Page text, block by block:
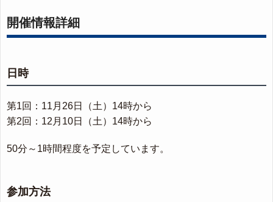
開催情報詳細
日時
第1回：11月26日（土）14時から
第2回：12月10日（土）14時から
50分～1時間程度を予定しています。
参加方法